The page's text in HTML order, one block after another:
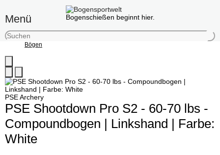
Bogenschießen beginnt hier.
Menü
Bögen
PSE Archery
PSE Shootdown Pro S2 - 60-70 lbs -
Compoundbogen | Linkshand | Farbe:
White